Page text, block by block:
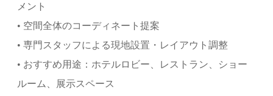
メント
• 空間全体のコーディネート提案
• 専門スタッフによる現地設置・レイアウト調整
• おすすめ用途：ホテルロビー、レストラン、ショー
ルーム、展示スペース